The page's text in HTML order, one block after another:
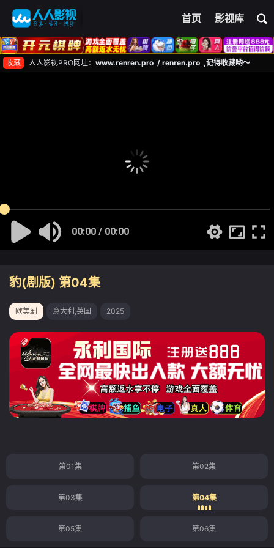
首页 影视库
收藏 人人影视PRO网址： www.renren.pro / renren.pro ,记得收藏哟～
00:00 / 00:00
豹(剧版) 第04集
欧美剧 意大利,英国 2025
第01集 第02集
第03集 第04集
第05集 第06集